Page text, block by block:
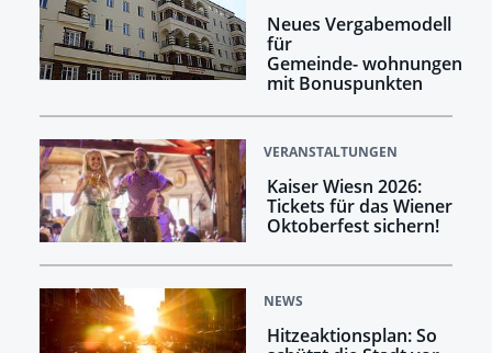
Neues Vergabemodell
für
Gemeinde- wohnungen
mit Bonuspunkten
VERANSTALTUNGEN
Kaiser Wiesn 2026:
Tickets für das Wiener
Oktoberfest sichern!
NEWS
Hitzeaktionsplan: So